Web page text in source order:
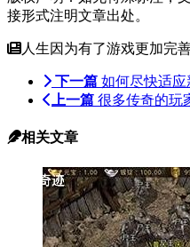
接形式注明文章出处。
人生因为有了游戏更加完
下一篇 如何尽快适
上一篇 很多传奇的玩
相关文章